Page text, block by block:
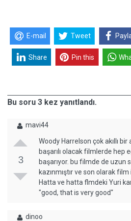
E-mail Tweet
Share Pin this
Bu soru 3 kez yanıtlandı.
mavi44
3
Woody Harrelson çok akıllı
başarılı olacak filmlerde hep
başarıyor. bu filmde de uzun
kazınmıştır ve son olarak
Hatta ve hatta flmdeki Yuri
"good, that is very good"
dinoo